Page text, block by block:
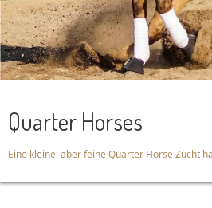
Quarter Horses
Eine kleine, aber feine Quarter Horse Zucht